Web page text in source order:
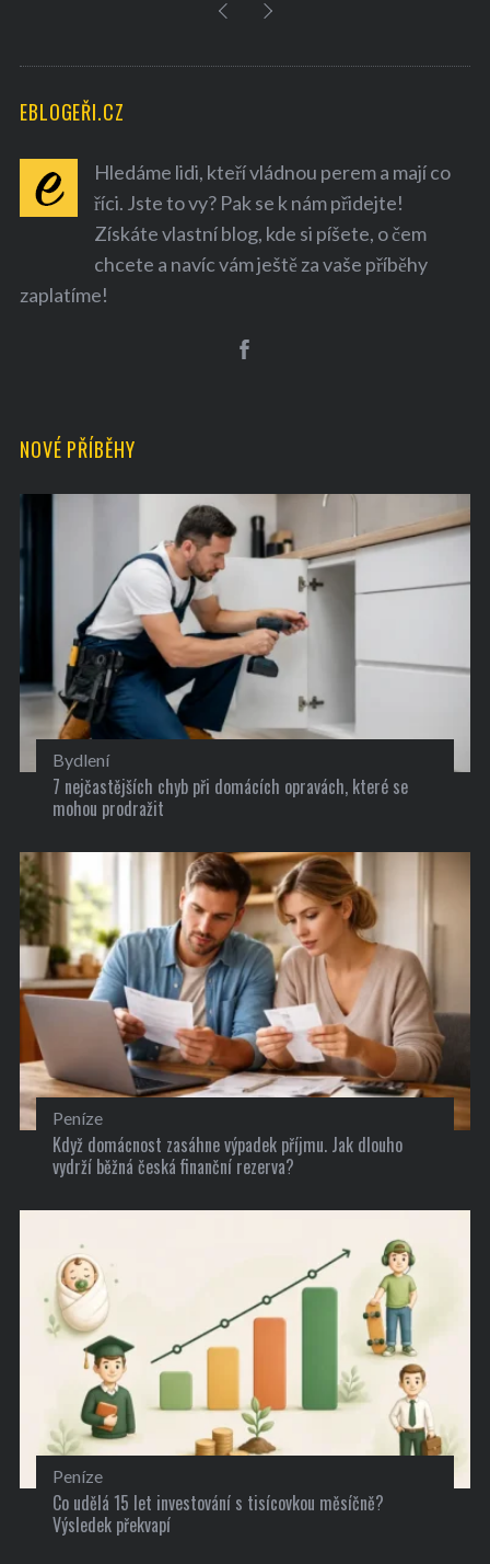
EBLOGEŘI.CZ
Hledáme lidi, kteří vládnou perem a mají co
říci. Jste to vy? Pak se k nám přidejte!
Získáte vlastní blog, kde si píšete, o čem
chcete a navíc vám ještě za vaše příběhy
zaplatíme!
NOVÉ PŘÍBĚHY
Bydlení
7 nejčastějších chyb při domácích opravách, které se
mohou prodražit
Peníze
Když domácnost zasáhne výpadek příjmu. Jak dlouho
vydrží běžná česká finanční rezerva?
Peníze
Co udělá 15 let investování s tisícovkou měsíčně?
Výsledek překvapí
h
o